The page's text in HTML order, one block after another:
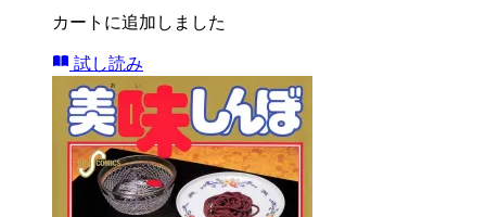
カートに追加しました
試し読み